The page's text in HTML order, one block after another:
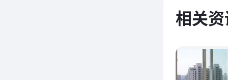
仅具
观。
相关